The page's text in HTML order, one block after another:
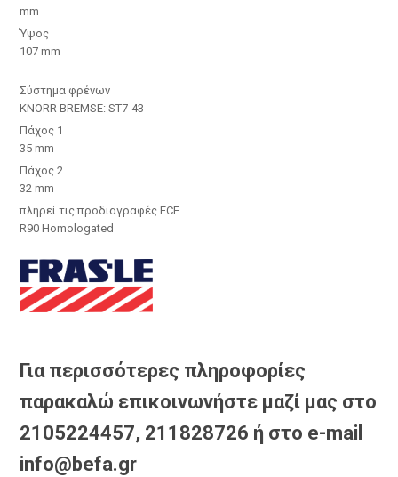
mm
Ύψος
107 mm
Σύστημα φρένων
KNORR BREMSE: ST7-43
Πάχος 1
35 mm
Πάχος 2
32 mm
πληρεί τις προδιαγραφές ECE
R90 Homologated
Για περισσότερες πληροφορίες
παρακαλώ επικοινωνήστε μαζί μας στο
2105224457, 211828726 ή στο e-mail
info@befa.gr